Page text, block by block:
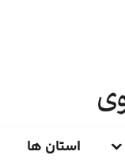
استان ها